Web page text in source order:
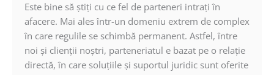
Este bine să ştiţi cu ce fel de parteneri intraţi în
afacere. Mai ales într-un domeniu extrem de complex
în care regulile se schimbă permanent. Astfel, între
noi şi clienţii noştri, parteneriatul e bazat pe o relaţie
directă, în care soluţiile şi suportul juridic sunt oferite